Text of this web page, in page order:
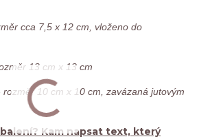
cca 7,5 x 12 cm, vloženo do
13 cm x 13 cm
rozměr 10 cm x 10 cm, zavázaná jutovým
Kam napsat text, který